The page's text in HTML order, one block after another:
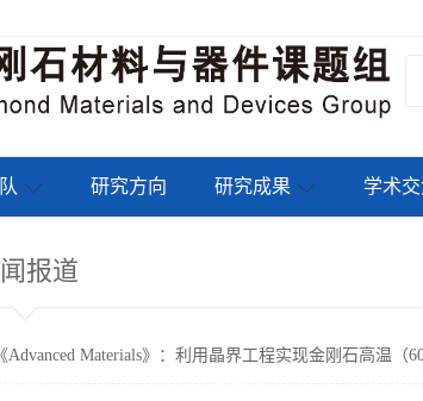
研究方向 研究成果 学术
报道
Advanced Materials》：利用晶界工程实现金刚石高温（